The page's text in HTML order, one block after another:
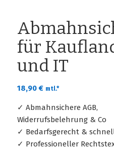
für
und IT
18,90€ mtl.*
✓ Abmahnsichere AGB,
Widerrufsbelehrung & Co
✓ Bedarfsgerecht &
✓ Professioneller